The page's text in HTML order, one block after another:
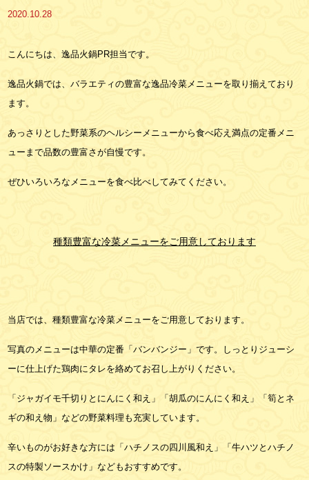
2020.10.28
こんにちは、逸品火鍋PR担当です。
逸品火鍋では、バラエティの豊富な逸品冷菜メニューを取り揃えており
ます。
あっさりとした野菜系のヘルシーメニューから食べ応え満点の定番メニ
ューまで品数の豊富さが自慢です。
ぜひいろいろなメニューを食べ比べしてみてください。
種類豊富な冷菜メニューをご用意しております
当店では、種類豊富な冷菜メニューをご用意しております。
写真のメニューは中華の定番「バンバンジー」です。しっとりジューシ
ーに仕上げた鶏肉にタレを絡めてお召し上がりください。
「ジャガイモ千切りとにんにく和え」「胡瓜のにんにく和え」「筍とネ
ギの和え物」などの野菜料理も充実しています。
辛いものがお好きな方には「ハチノスの四川風和え」「牛ハツとハチノ
スの特製ソースかけ」などもおすすめです。